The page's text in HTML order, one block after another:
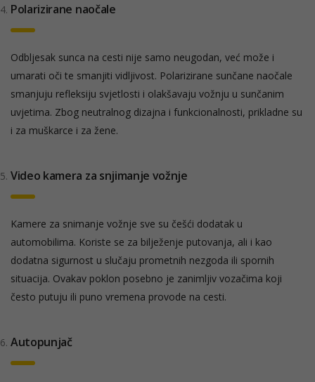
Polarizirane naočale
Odbljesak sunca na cesti nije samo neugodan, već može i
umarati oči te smanjiti vidljivost. Polarizirane sunčane naočale
smanjuju refleksiju svjetlosti i olakšavaju vožnju u sunčanim
uvjetima. Zbog neutralnog dizajna i funkcionalnosti, prikladne su
i za muškarce i za žene.
Video kamera za snjimanje vožnje
Kamere za snimanje vožnje sve su češći dodatak u
automobilima. Koriste se za bilježenje putovanja, ali i kao
dodatna sigurnost u slučaju prometnih nezgoda ili spornih
situacija. Ovakav poklon posebno je zanimljiv vozačima koji
često putuju ili puno vremena provode na cesti.
Autopunjač